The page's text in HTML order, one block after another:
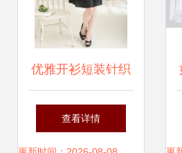
优雅开衫短装针织
短外套 一站式批发
查看详情